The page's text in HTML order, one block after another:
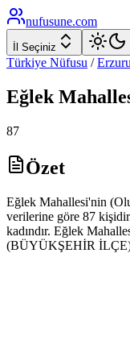
nufusune.com
İl Seçiniz
Türkiye Nüfusu /
Eğlek
87
Özet
Eğlek Mahallesi'nin
verilerine göre 87
kadındır. Eğlek
(BÜYÜKŞEHİR